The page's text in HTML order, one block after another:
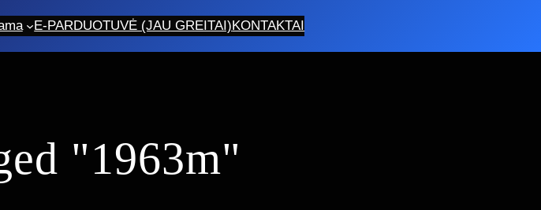
E-PARDUOTUVĖ (JAU GREITAI)KONTAKTAI
"1963m"